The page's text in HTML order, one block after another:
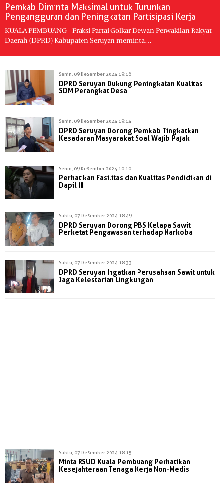
Pemkab Diminta Maksimal untuk Turunkan
Pengangguran dan Peningkatan Partisipasi Kerja
KUALA PEMBUANG - Fraksi Partai Golkar Dewan Perwakilan Rakyat
Daerah (DPRD) Kabupaten Seruyan meminta…
Senin, 09 Desember 2024 19:16
DPRD Seruyan Dukung Peningkatan Kualitas
SDM Perangkat Desa
Senin, 09 Desember 2024 19:14
DPRD Seruyan Dorong Pemkab Tingkatkan
Kesadaran Masyarakat Soal Wajib Pajak
Senin, 09 Desember 2024 10:10
Perhatikan Fasilitas dan Kualitas Pendidikan di
Dapil III
Sabtu, 07 Desember 2024 18:49
DPRD Seruyan Dorong PBS Kelapa Sawit
Perketat Pengawasan terhadap Narkoba
Sabtu, 07 Desember 2024 18:33
DPRD Seruyan Ingatkan Perusahaan Sawit untuk
Jaga Kelestarian Lingkungan
Sabtu, 07 Desember 2024 18:15
Minta RSUD Kuala Pembuang Perhatikan
Kesejahteraan Tenaga Kerja Non-Medis